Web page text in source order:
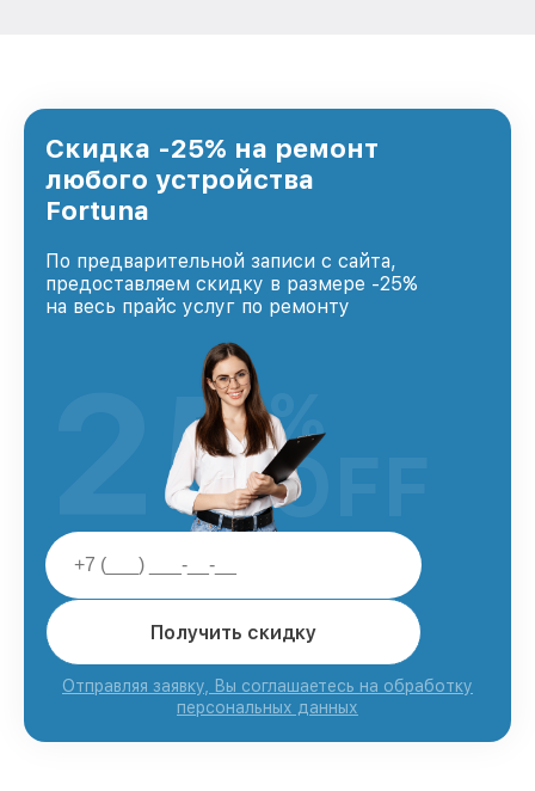
Скидка -25% на ремонт
любого устройства
Fortuna
По предварительной записи с сайта,
предоставляем скидку в размере -25%
на весь прайс услуг по ремонту
Получить скидку
Отправляя заявку, Вы соглашаетесь на обработку
персональных данных
25%
OFF